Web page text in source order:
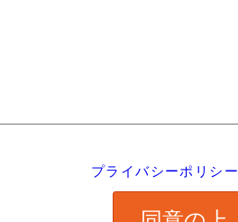
プライバシーポリシー